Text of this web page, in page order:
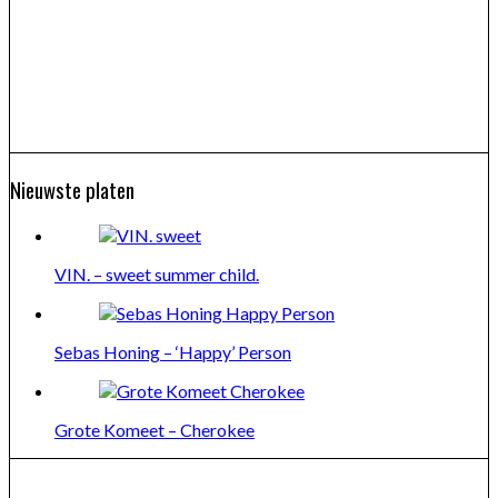
Nieuwste platen
VIN. – sweet summer child.
Sebas Honing – ‘Happy’ Person
Grote Komeet – Cherokee